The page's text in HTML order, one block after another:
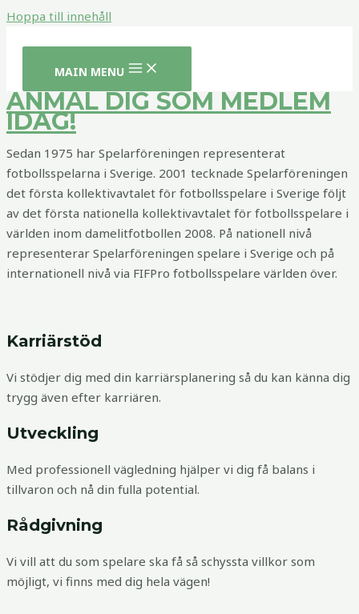
Hoppa till innehåll
MAIN MENU
ANMÄL DIG SOM MEDLEM
IDAG!
Sedan 1975 har Spelarföreningen representerat
fotbollsspelarna i Sverige. 2001 tecknade Spelarföreningen
det första kollektivavtalet för fotbollsspelare i Sverige följt
av det första nationella kollektivavtalet för fotbollsspelare i
världen inom damelitfotbollen 2008. På nationell nivå
representerar Spelarföreningen spelare i Sverige och på
internationell nivå via FIFPro fotbollsspelare världen över.
Karriärstöd
Vi stödjer dig med din karriärsplanering så du kan känna dig
trygg även efter karriären.
Utveckling
Med professionell vägledning hjälper vi dig få balans i
tillvaron och nå din fulla potential.
Rådgivning
Vi vill att du som spelare ska få så schyssta villkor som
möjligt, vi finns med dig hela vägen!